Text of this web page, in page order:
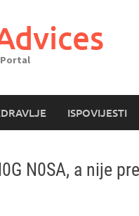
ISPOVIJESTI
N0SA, a nije